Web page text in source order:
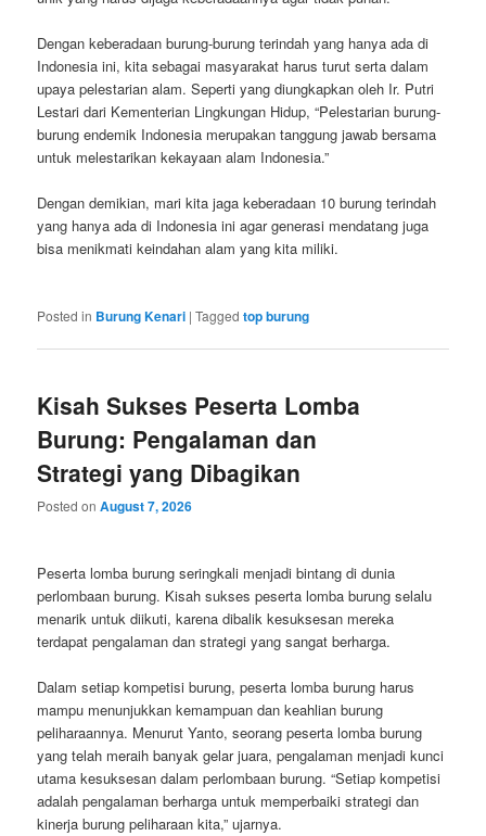
Dengan keberadaan burung-burung terindah yang hanya ada di
Indonesia ini, kita sebagai masyarakat harus turut serta dalam
upaya pelestarian alam. Seperti yang diungkapkan oleh Ir. Putri
Lestari dari Kementerian Lingkungan Hidup, “Pelestarian burung-
burung endemik Indonesia merupakan tanggung jawab bersama
untuk melestarikan kekayaan alam Indonesia.”
Dengan demikian, mari kita jaga keberadaan 10 burung terindah
yang hanya ada di Indonesia ini agar generasi mendatang juga
bisa menikmati keindahan alam yang kita miliki.
Posted in Burung Kenari |Tagged top burung
Kisah Sukses Peserta Lomba
Burung: Pengalaman dan
Strategi yang Dibagikan
Posted onAugust 7, 2026
Peserta lomba burung seringkali menjadi bintang di dunia
perlombaan burung. Kisah sukses peserta lomba burung selalu
menarik untuk diikuti, karena dibalik kesuksesan mereka
terdapat pengalaman dan strategi yang sangat berharga.
Dalam setiap kompetisi burung, peserta lomba burung harus
mampu menunjukkan kemampuan dan keahlian burung
peliharaannya. Menurut Yanto, seorang peserta lomba burung
yang telah meraih banyak gelar juara, pengalaman menjadi kunci
utama kesuksesan dalam perlombaan burung. “Setiap kompetisi
adalah pengalaman berharga untuk memperbaiki strategi dan
kinerja burung peliharaan kita,” ujarnya.